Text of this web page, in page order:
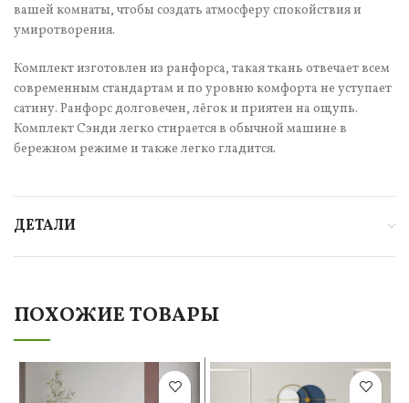
вашей комнаты, чтобы создать атмосферу спокойствия и
умиротворения.
Комплект изготовлен из ранфорса, такая ткань отвечает всем
современным стандартам и по уровню комфорта не уступает
сатину. Ранфорс долговечен, лёгок и приятен на ощупь.
Комплект Сэнди легко стирается в обычной машине в
бережном режиме и также легко гладится.
ДЕТАЛИ
ПОХОЖИЕ ТОВАРЫ